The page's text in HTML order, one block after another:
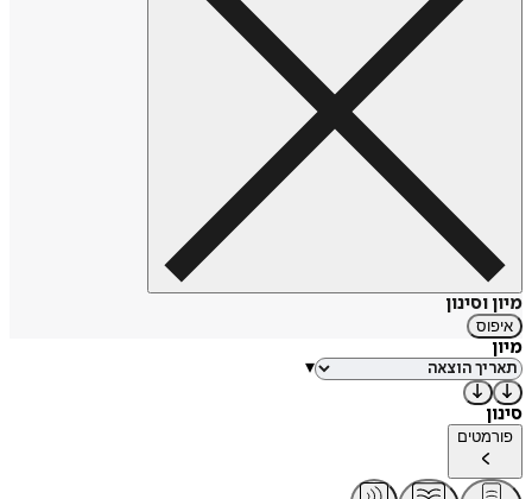
מיון וסינון
איפוס
מיון
▾
סינון
פורמטים